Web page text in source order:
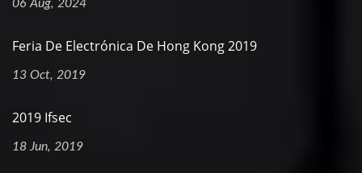
06 Aug, 2024
Feria De Electrónica De Hong Kong 2019
13 Oct, 2019
2019 Ifsec
18 Jun, 2019